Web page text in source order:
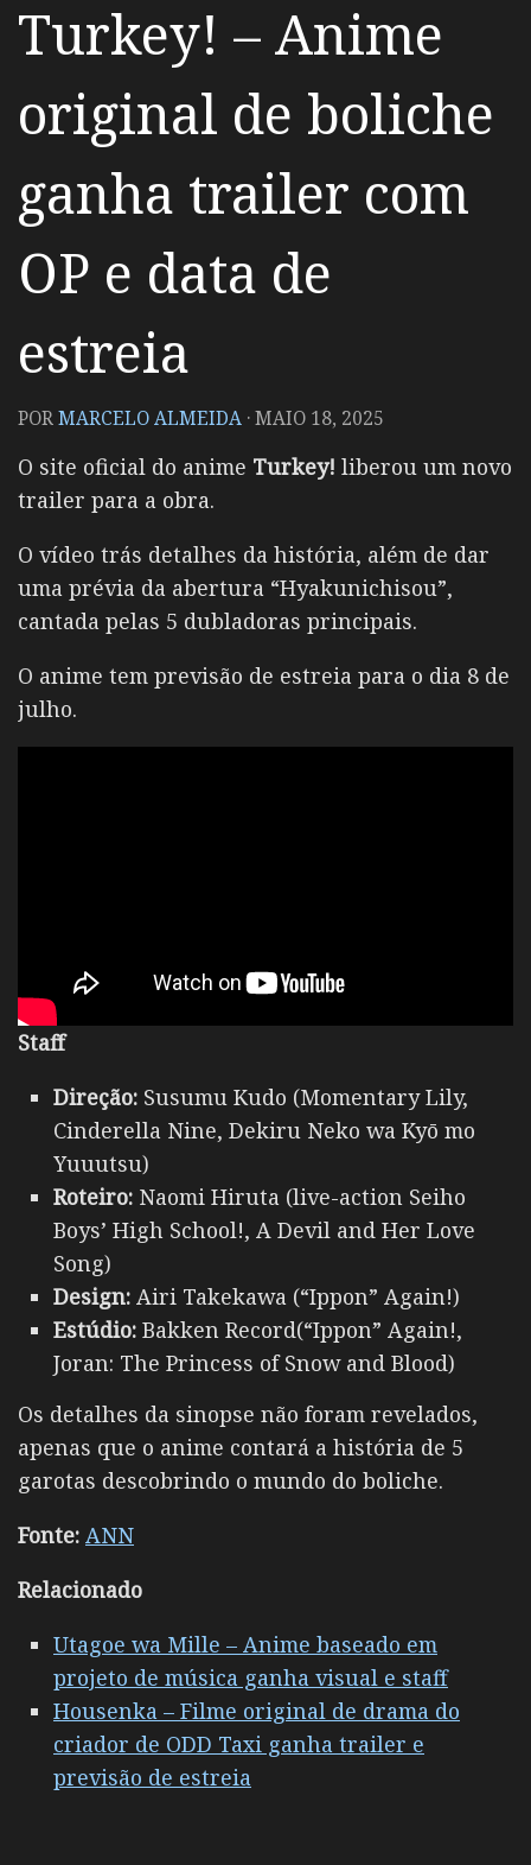
Turkey! – Anime
original de boliche
ganha trailer com
OP e data de
estreia
PORMARCELO ALMEIDA ·MAIO 18, 2025
O site oficial do anime Turkey! liberou um novo
trailer para a obra.
O vídeo trás detalhes da história, além de dar
uma prévia da abertura “Hyakunichisou”,
cantada pelas 5 dubladoras principais.
O anime tem previsão de estreia para o dia 8 de
julho.
Staff
Direção: Susumu Kudo (Momentary Lily,
Cinderella Nine, Dekiru Neko wa Kyō mo
Yuuutsu)
Roteiro: Naomi Hiruta (live-action Seiho
Boys’ High School!, A Devil and Her Love
Song)
Design: Airi Takekawa (“Ippon” Again!)
Estúdio: Bakken Record(“Ippon” Again!,
Joran: The Princess of Snow and Blood)
Os detalhes da sinopse não foram revelados,
apenas que o anime contará a história de 5
garotas descobrindo o mundo do boliche.
Fonte: ANN
Relacionado
Utagoe wa Mille – Anime baseado em
projeto de música ganha visual e staff
Housenka – Filme original de drama do
criador de ODD Taxi ganha trailer e
previsão de estreia